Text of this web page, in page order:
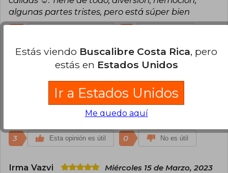
algunas partes tristes, pero está súper bien
Carolina López
Miércoles 15 de Marzo,
Compra Verificada
Me encanta mdzs, descubri la novela hace poco y
junto a las otras obras de MXTX es mi favorita
3 Esta opinión es útil 0 No es útil
Irma Vazvi
Miércoles 15 de Marzo, 2023
Estás viendo Buscalibre Costa Rica, pero
estás en Estados Unidos
Ir a Estados Unidos
Me quedo aquí